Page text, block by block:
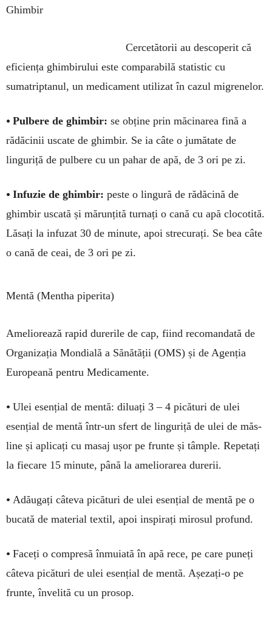
Ghimbir
Cercetătorii au descoperit că
eficiența ghimbi­rului este comparabilă statistic cu
sumatriptanul, un medicament utilizat în cazul migrenelor.
• Pulbere de ghimbir: se obține prin mă­cinarea fină a
rădăcinii uscate de ghimbir. Se ia câte o jumătate de
linguriță de pulbere cu un pahar de apă, de 3 ori pe zi.
• Infuzie de ghimbir: peste o lingură de rădăcină de
ghimbir uscată și mărunțită turnați o cană cu apă clocotită.
Lăsați la infuzat 30 de mi­nute, apoi strecurați. Se bea câte
o cană de ceai, de 3 ori pe zi.
Mentă (Mentha piperita)
Ameliorează rapid durerile de cap, fiind reco­man­dată de
Organizația Mondială a Sănătății (OMS) și de Agenția
Europeană pentru Medica­mente.
• Ulei esențial de mentă: diluați 3 – 4 picături de ulei
esențial de mentă în­tr-un sfert de linguriță de ulei de măs­
line și aplicați cu masaj ușor pe frunte și tâm­ple. Repetați
la fiecare 15 minute, până la ameliorarea durerii.
• Adăugați câteva picături de ulei esențial de mentă pe o
bucată de material textil, apoi inspirați mirosul profund.
• Faceți o compresă înmuiată în apă rece, pe care puneți
câteva picături de ulei esențial de mentă. Așezați-o pe
frunte, învelită cu un prosop.